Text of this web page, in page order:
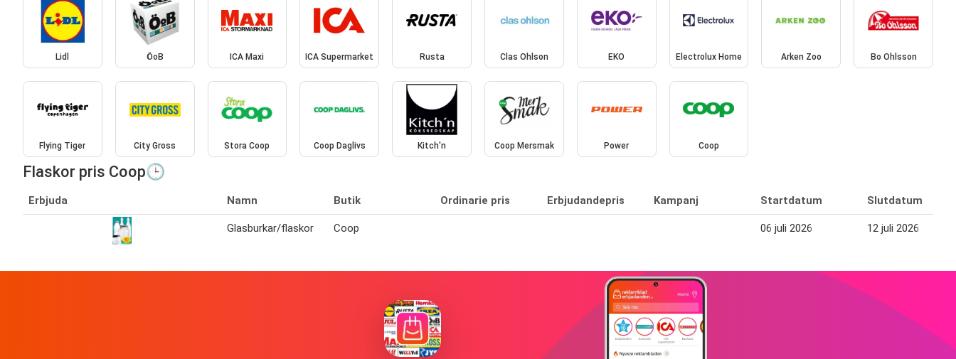
Lidl ÖoB ICA Maxi ICA Supermarket Rusta Clas Ohlson EKO Electrolux Home Arken Zoo Bo Ohlsson
Flying Tiger City Gross Stora Coop Coop Daglivs Kitch'n Coop Mersmak Power Coop
Flaskor pris Coop🕒
Erbjuda Namn Butik Ordinarie pris Erbjudandepris Kampanj Startdatum Slutdatum
Glasburkar/flaskor Coop 06 juli 2026 12 juli 2026